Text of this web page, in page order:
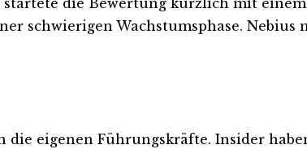
die Bewertung kürzlich mit
schwierigen Wachstumsphase.
eigenen Führungskräfte. Insider